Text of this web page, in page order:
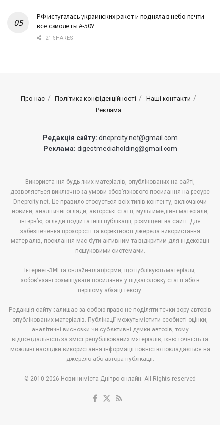
РФ испугалась украинских ракет и подняла в небо почти
все самолеты А-50У
21 SHARES
Про нас Політика конфіденційності
Наші контакти
Реклама
Редакція сайту: dneprcity.net@gmail.com
Реклама: digestmediaholding@gmail.com
Використання будь-яких матеріалів, опублікованих на сайті,
дозволяється виключно за умови обов’язкового посилання на ресурс
Dneprcity.net. Це правило стосується всіх типів контенту, включаючи
новини, аналітичні огляди, авторські статті, мультимедійні матеріали,
інтерв’ю, огляди подій та інші публікації, розміщені на сайті. Для
забезпечення прозорості та коректності джерела використання
матеріалів, посилання має бути активним та відкритим для індексації
пошуковими системами.
Інтернет-ЗМІ та онлайн-платформи, що публікують матеріали,
зобов’язані розміщувати посилання у підзаголовку статті або в
першому абзаці тексту.
Редакція сайту залишає за собою право не поділяти точки зору авторів
опублікованих матеріалів. Публікації можуть містити особисті оцінки,
аналітичні висновки чи суб’єктивні думки авторів, тому
відповідальність за зміст републікованих матеріалів, їхню точність та
можливі наслідки використання інформації повністю покладається на
джерело або автора публікації.
© 2010-2026 Новини міста Дніпро онлайн. All Rights reserved